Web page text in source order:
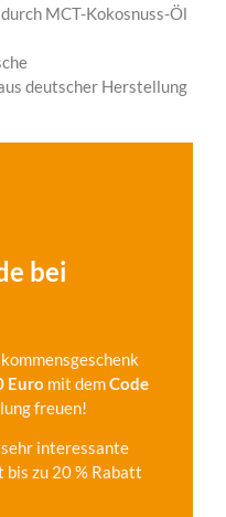
MCT-Kokosnuss-Öl
deutscher Herstellung
bei
Euro mit demCode
freuen!
interessante
zu 20 % Rabatt